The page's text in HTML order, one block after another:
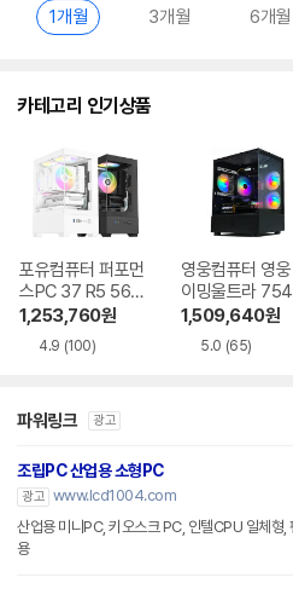
1개월 3개월 6개월
카테고리 인기상품
포유컴퓨터 퍼포먼
스PC 37 R5 5600
RTX5060
1,253,760원
4.9 (100)
영웅컴퓨터 영웅
이밍울트라
GT R5 7500F
X5060Ti
1,509,640원
5.0 (65)
파워링크 광고
조립PC 산업용 소형PC
광고 www.lcd1004.com
산업용 미니PC, 키오스크 PC, 인텔CPU 일체형,
용